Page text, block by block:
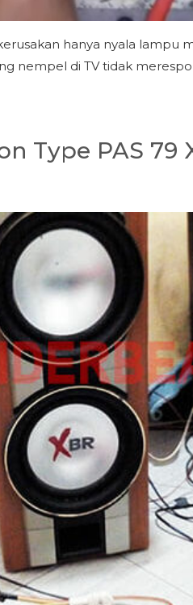
hanya nyala lampu
nempel di TV tidak
Type PAS 79